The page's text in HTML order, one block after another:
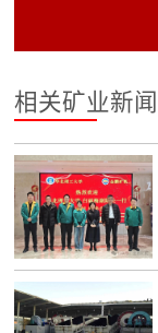
相关矿业新闻